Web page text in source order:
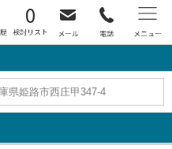
0
県姫路市西庄甲347-4